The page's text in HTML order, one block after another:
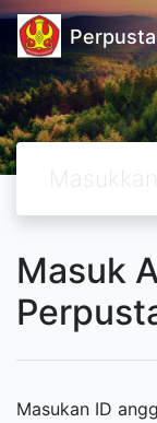
Masuk
Masukan ID